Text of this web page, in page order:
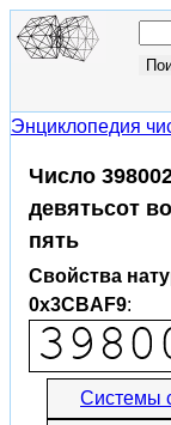
Энциклопедия
Число
девятьсот
пять
Свойства
0x3CBAF9:
Системы